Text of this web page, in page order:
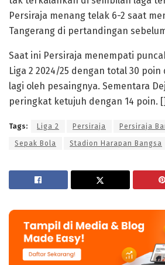
Persiraja menang telak 6-2 saat
Tangerang di pertandingan
Saat ini Persiraja menempati
Liga 2 2024/25 dengan total 30
lagi oleh pesaingnya. Sementara
peringkat ketujuh dengan 14 poin. []
Tags: Liga 2 Persiraja Persiraja
Sepak Bola Stadion Harapan Bangsa